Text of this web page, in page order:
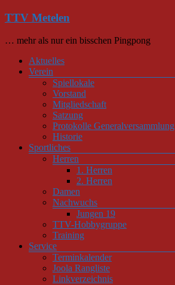
Zum
springen
TTV Metelen
… mehr als nur ein bisschen Pingpong
Menü
Aktuelles
Verein
Spiellokale
Vorstand
Mitgliedschaft
Satzung
Protokolle Generalversammlung
Historie
Sportliches
Herren
1. Herren
2. Herren
Damen
Nachwuchs
Jungen 19
TTV-Hobbygruppe
Training
Service
Terminkalender
Joola Rangliste
Linkverzeichnis